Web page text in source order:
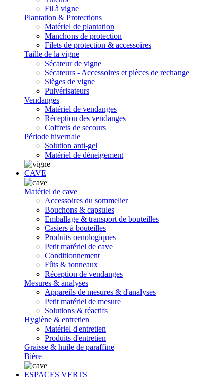
Fil à vigne
Plantation & Protections
Matériel de plantation
Manchons de protection
Filets de protection & accessoires
Taille de la vigne
Sécateur de vigne
Sécateurs - Accessoires et pièces de rechange
Sièges de vigne
Pulvérisateurs
Vendanges
Matériel de vendanges
Réception des vendanges
Coffrets de secours
Période hivernale
Solution anti-gel
Matériel de déneigement
CAVE
Matériel de cave
Accessoires du sommelier
Bouchons & capsules
Emballage & transport de bouteilles
Casiers à bouteilles
Produits oenologiques
Petit matériel de cave
Conditionnement
Fûts & tonneaux
Réception de vendanges
Mesures & analyses
Appareils de mesures & d'analyses
Petit matériel de mesure
Solutions & réactifs
Hygiène & entretien
Matériel d'entretien
Produits d'entretien
Graisse & huile de paraffine
Bière
ESPACES VERTS